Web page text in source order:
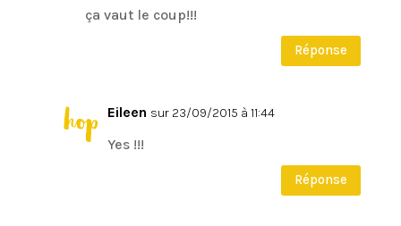
ça vaut le coup!!!
Réponse
Eileen sur 23/09/2015 à 11:44
Yes !!!
Réponse